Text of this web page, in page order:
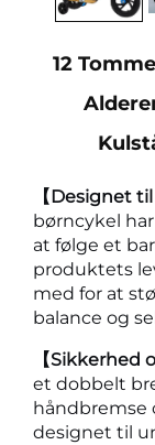
12
【Designet
børncykel
at følge et
produktets
med for at
balance og
【Sikkerhed
et dobbelt
håndbremse
designet til